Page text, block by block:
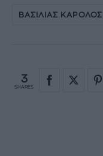
ΒΑΣΙΛΙΑΣ ΚΑΡΟΛΟΣ
3
SHARES